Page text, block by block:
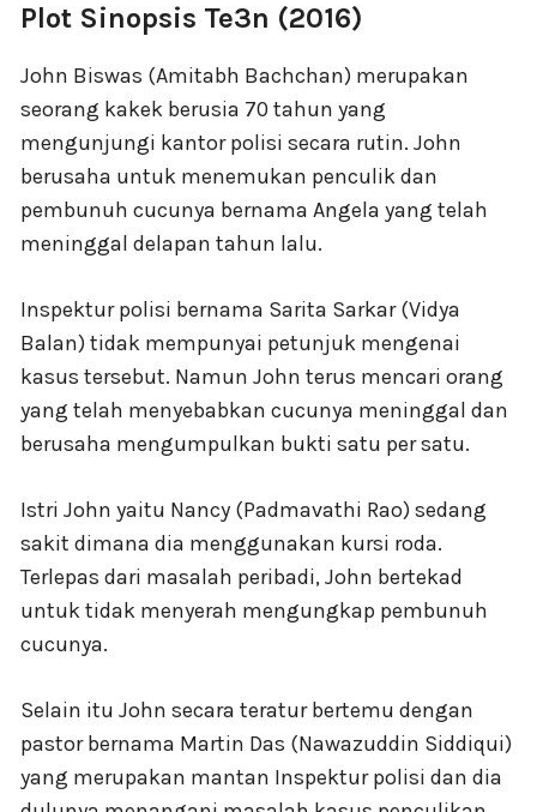
Plot Sinopsis Te3n (2016)
John Biswas (Amitabh Bachchan) merupakan
seorang kakek berusia 70 tahun yang
mengunjungi kantor polisi secara rutin. John
berusaha untuk menemukan penculik dan
pembunuh cucunya bernama Angela yang telah
meninggal delapan tahun lalu.
Inspektur polisi bernama Sarita Sarkar (Vidya
Balan) tidak mempunyai petunjuk mengenai
kasus tersebut. Namun John terus mencari orang
yang telah menyebabkan cucunya meninggal dan
berusaha mengumpulkan bukti satu per satu.
Istri John yaitu Nancy (Padmavathi Rao) sedang
sakit dimana dia menggunakan kursi roda.
Terlepas dari masalah peribadi, John bertekad
untuk tidak menyerah mengungkap pembunuh
cucunya.
Selain itu John secara teratur bertemu dengan
pastor bernama Martin Das (Nawazuddin Siddiqui)
yang merupakan mantan Inspektur polisi dan dia